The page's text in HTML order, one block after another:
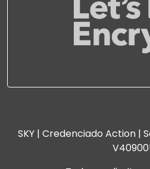
SKY | Credenciado Action |